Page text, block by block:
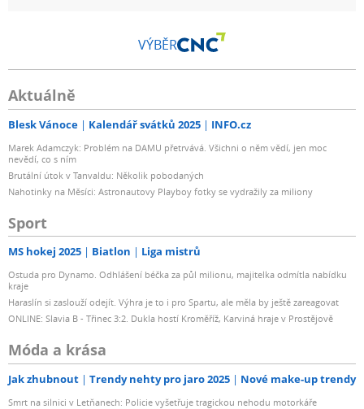
VÝBĚR
Aktuálně
Blesk Vánoce Kalendář svátků 2025 INFO.cz
Marek Adamczyk: Problém na DAMU přetrvává. Všichni o něm vědí, jen moc
nevědí, co s ním
Brutální útok v Tanvaldu: Několik pobodaných
Nahotinky na Měsíci: Astronautovy Playboy fotky se vydražily za miliony
Sport
MS hokej 2025 Biatlon Liga mistrů
Ostuda pro Dynamo. Odhlášení béčka za půl milionu, majitelka odmítla nabídku
kraje
Haraslín si zaslouží odejít. Výhra je to i pro Spartu, ale měla by ještě zareagovat
ONLINE: Slavia B - Třinec 3:2. Dukla hostí Kroměříž, Karviná hraje v Prostějově
Móda a krása
Jak zhubnout Trendy nehty pro jaro 2025 Nové make-up trendy
Smrt na silnici v Letňanech: Policie vyšetřuje tragickou nehodu motorkáře